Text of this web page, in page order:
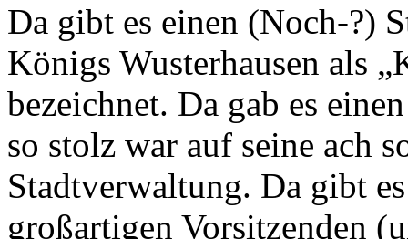
Da gibt es einen (Noch-?)
Königs Wusterhausen als
bezeichnet. Da gab es
so stolz war auf seine ach
Stadtverwaltung. Da gibt
großartigen Vorsitzenden